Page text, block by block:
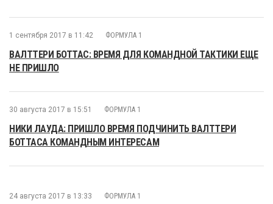
1 сентября 2017 в 11:42 ФОРМУЛА 1
ВАЛТТЕРИ БОТТАС: ВРЕМЯ ДЛЯ КОМАНДНОЙ ТАКТИКИ ЕЩЕ
НЕ ПРИШЛО
30 августа 2017 в 15:51 ФОРМУЛА 1
НИКИ ЛАУДА: ПРИШЛО ВРЕМЯ ПОДЧИНИТЬ ВАЛТТЕРИ
БОТТАСА КОМАНДНЫМ ИНТЕРЕСАМ
24 августа 2017 в 13:33 ФОРМУЛА 1